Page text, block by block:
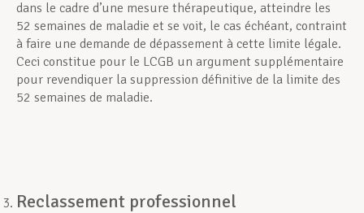
dans le cadre d’une mesure thérapeutique, atteindre les
52 semaines de maladie et se voit, le cas échéant, contraint
à faire une demande de dépassement à cette limite légale.
Ceci constitue pour le LCGB un argument supplémentaire
pour revendiquer la suppression définitive de la limite des
52 semaines de maladie.
Reclassement professionnel